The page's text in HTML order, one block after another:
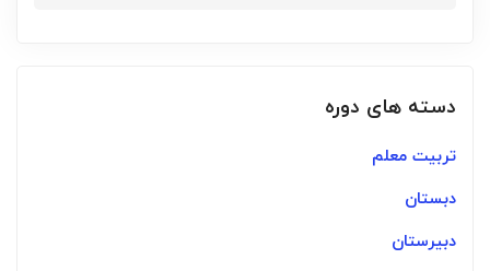
دسته های دوره
تربیت معلم
دبستان
دبیرستان